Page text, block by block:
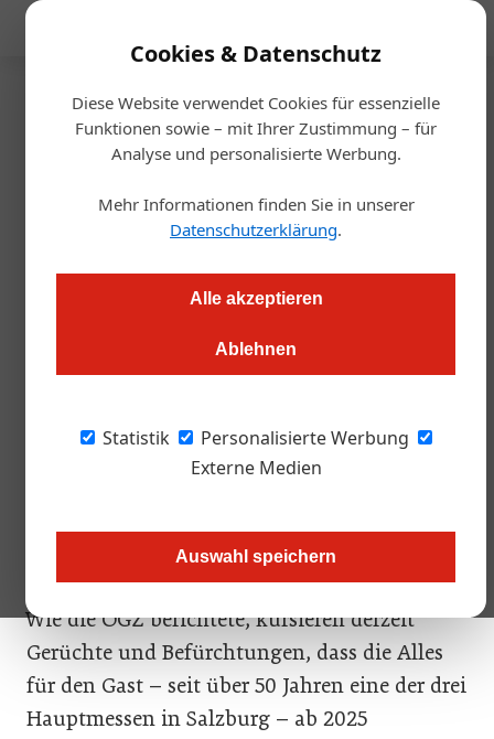
Cookies & Datenschutz
Diese Website verwendet Cookies für essenzielle
Funktionen sowie – mit Ihrer Zustimmung – für
Analyse und personalisierte Werbung.
Mehr Informationen finden Sie in unserer
Datenschutzerklärung.
Alle akzeptieren
Ablehnen
Statistik
Personalisierte Werbung
Externe Medien
Auswahl speichern
Startseite/Gastro & Hotel
Salzburger wollen „Gast“
selbst veranstalten
13.12.2023, 16:07 Uhr
Exklusiv: Inmitten wachsender Unsicherheit über die Zukunft
Wende an.
vertraglich dazu verpflichtet, Leitmessen wie
die „Alles für den Gast“ zu veranstalten.
Wie die ÖGZ berichtete, kursieren derzeit
Gerüchte und Befürchtungen, dass die Alles
für den Gast – seit über 50 Jahren eine der drei
Hauptmessen in Salzburg – ab 2025